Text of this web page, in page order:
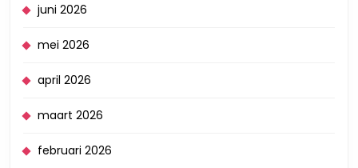
juni 2026
mei 2026
april 2026
maart 2026
februari 2026